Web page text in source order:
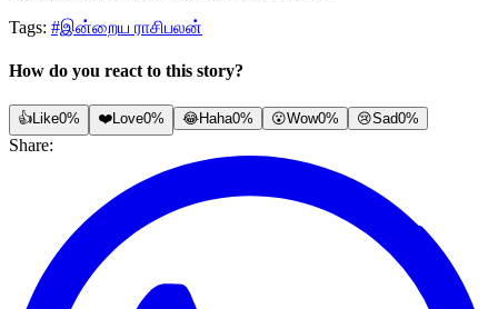
Tags: #இன்றைய ராசிபலன்
How do you react to this story?
👍Like0% ❤️Love0% 😂Haha0% 😮Wow0% 😢Sad0%
Share: